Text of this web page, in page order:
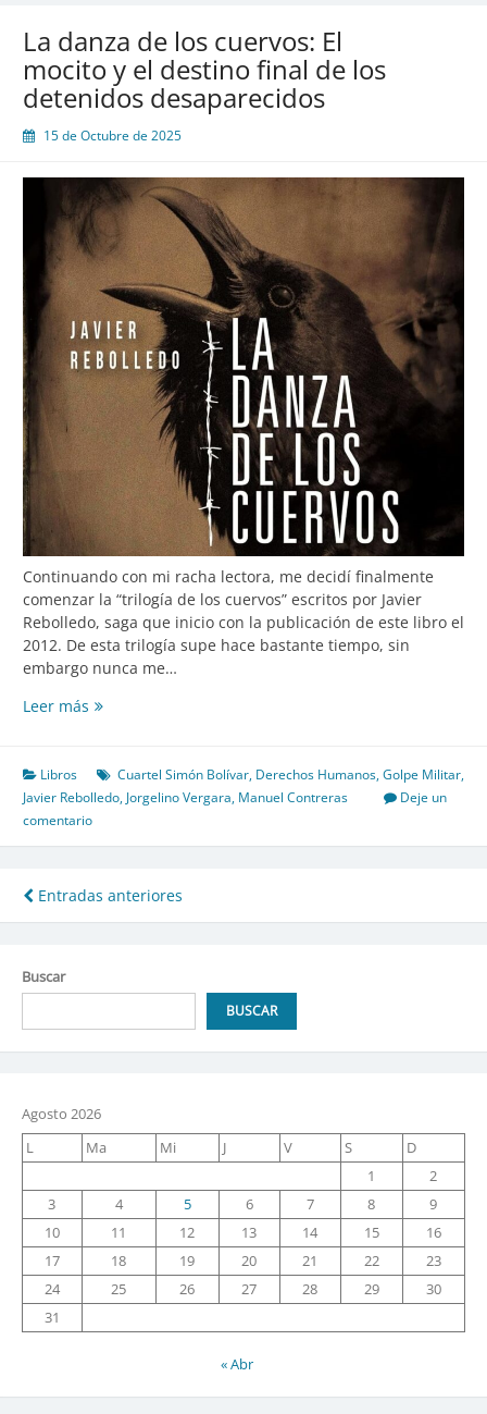
La danza de los cuervos: El
mocito y el destino final de los
detenidos desaparecidos
15 de Octubre de 2025
Continuando con mi racha lectora, me decidí finalmente
comenzar la “trilogía de los cuervos” escritos por Javier
Rebolledo, saga que inicio con la publicación de este libro el
2012. De esta trilogía supe hace bastante tiempo, sin
embargo nunca me…
Leer más La
los
cuervos:
El
mocito
el
desaparecidos
Libros Cuartel Simón Bolívar, Derechos Humanos,Golpe Militar,
Javier Rebolledo, Jorgelino Vergara, Manuel Contreras
Deje un
comentario
Navegación
de
entradas
Entradas anteriores
Buscar
BUSCAR
Agosto 2026
L
Ma Mi J V S
D
1
2
3
4 5 6 7 8
9
10
11 12 13 14 15
16
17
18 19 20 21 22
23
24
25 26 27 28 29
30
31
« Abr